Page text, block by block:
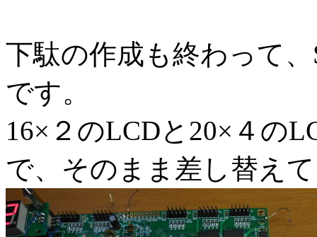
下駄の作成も終わって
です。
16×２のLCDと20×４の
で、そのまま差し替え